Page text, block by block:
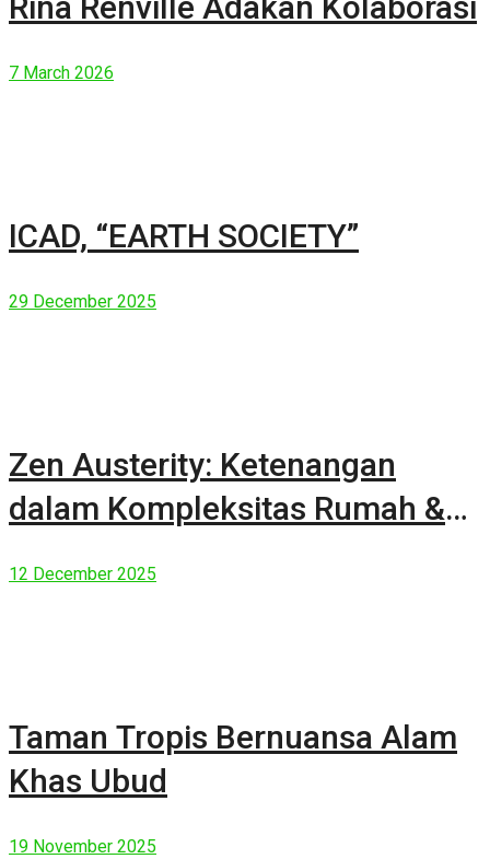
7 March 2026
ICAD, “EARTH SOCIETY”
29 December 2025
Zen Austerity: Ketenangan
dalam Kompleksitas Rumah &
12 December 2025
Taman Tropis Bernuansa Alam
Khas Ubud
19 November 2025